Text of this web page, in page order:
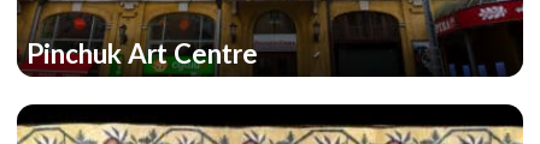
Pinchuk Art Centre